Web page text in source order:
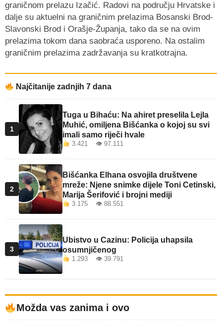
graničnom prelazu Izačić. Radovi na području Hrvatske i
dalje su aktuelni na graničnim prelazima Bosanski Brod-
Slavonski Brod i Orašje-Županja, tako da se na ovim
prelazima tokom dana saobraća usporeno. Na ostalim
graničnim prelazima zadržavanja su kratkotrajna.
Najčitanije zadnjih 7 dana
1
Tuga u Bihaću: Na ahiret preselila Lejla
Muhić, omiljena Bišćanka o kojoj su svi
imali samo riječi hvale
3.421 👁 97.111
2
Bišćanka Elhana osvojila društvene
mreže: Njene snimke dijele Toni Cetinski,
Marija Šerifović i brojni mediji
3.175 👁 88.551
3
Ubistvo u Cazinu: Policija uhapsila
osumnjičenog
1.293 👁 39.791
Možda vas zanima i ovo